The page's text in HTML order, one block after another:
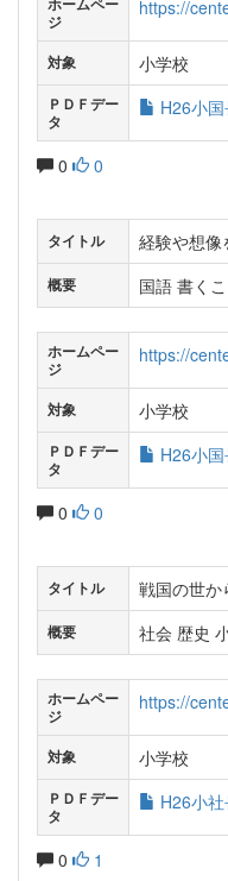
ホームペー
ジ
https://
対象 小学校
ＰＤＦデー
タ
H26小
0 0
タイトル 経験や想像
概要 国語 書く
ホームペー
ジ
https://
対象 小学校
ＰＤＦデー
タ
H26小
0 0
タイトル 戦国の世か
概要 社会 歴史
ホームペー
ジ
https://
対象 小学校
ＰＤＦデー
タ
H26小
0 1